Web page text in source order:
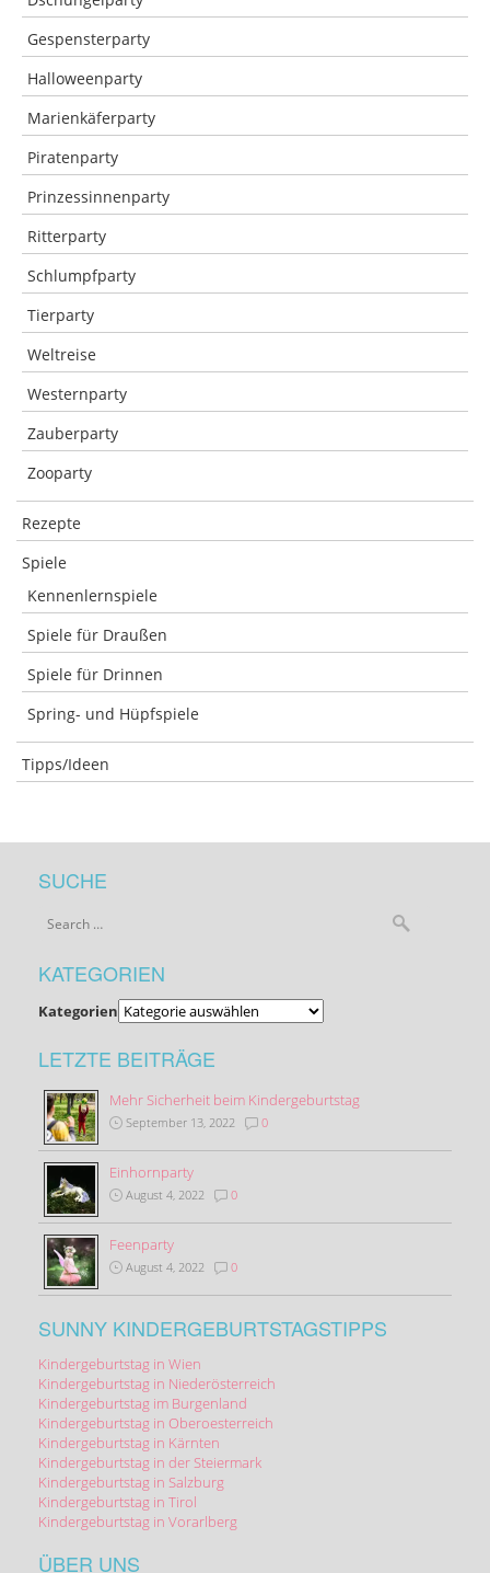
Gespensterparty
Halloweenparty
Marienkäferparty
Piratenparty
Prinzessinnenparty
Ritterparty
Schlumpfparty
Tierparty
Weltreise
Westernparty
Zauberparty
Zooparty
Rezepte
Spiele
Kennenlernspiele
Spiele für Draußen
Spiele für Drinnen
Spring- und Hüpfspiele
Tipps/Ideen
SUCHE
KATEGORIEN
Kategorien
LETZTE BEITRÄGE
Mehr Sicherheit beim Kindergeburtstag
September 13, 2022 0
Einhornparty
August 4, 2022 0
Feenparty
August 4, 2022 0
SUNNY KINDERGEBURTSTAGSTIPPS
Kindergeburtstag in Wien
Kindergeburtstag in Niederösterreich
Kindergeburtstag im Burgenland
Kindergeburtstag in Oberoesterreich
Kindergeburtstag in Kärnten
Kindergeburtstag in der Steiermark
Kindergeburtstag in Salzburg
Kindergeburtstag in Tirol
Kindergeburtstag in Vorarlberg
ÜBER UNS